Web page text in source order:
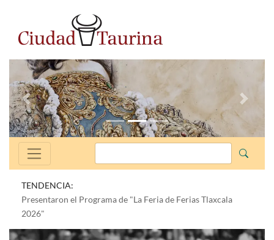
Anterior
TENDENCIA:
Presentaron el Programa de "La Feria de Ferias Tlaxcala
2026"